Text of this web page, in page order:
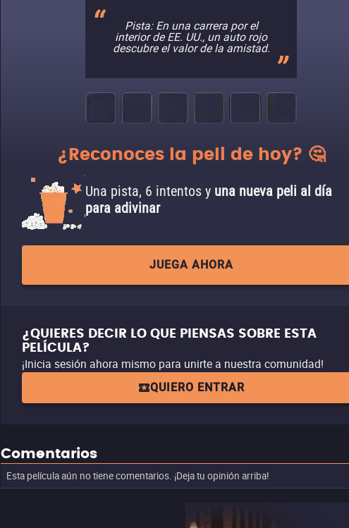
Pista: En una carrera por el
interior de EE. UU., un auto rojo
descubre el valor de la amistad.
¿Reconoces la peli de hoy? 🤔
Una pista, 6 intentos y una nueva peli al día
para adivinar
JUEGA AHORA
¿QUIERES DECIR LO QUE PIENSAS SOBRE ESTA
PELÍCULA?
¡Inicia sesión ahora mismo para unirte a nuestra comunidad!
QUIERO ENTRAR
Comentarios
Esta película aún no tiene comentarios. ¡Deja tu opinión arriba!